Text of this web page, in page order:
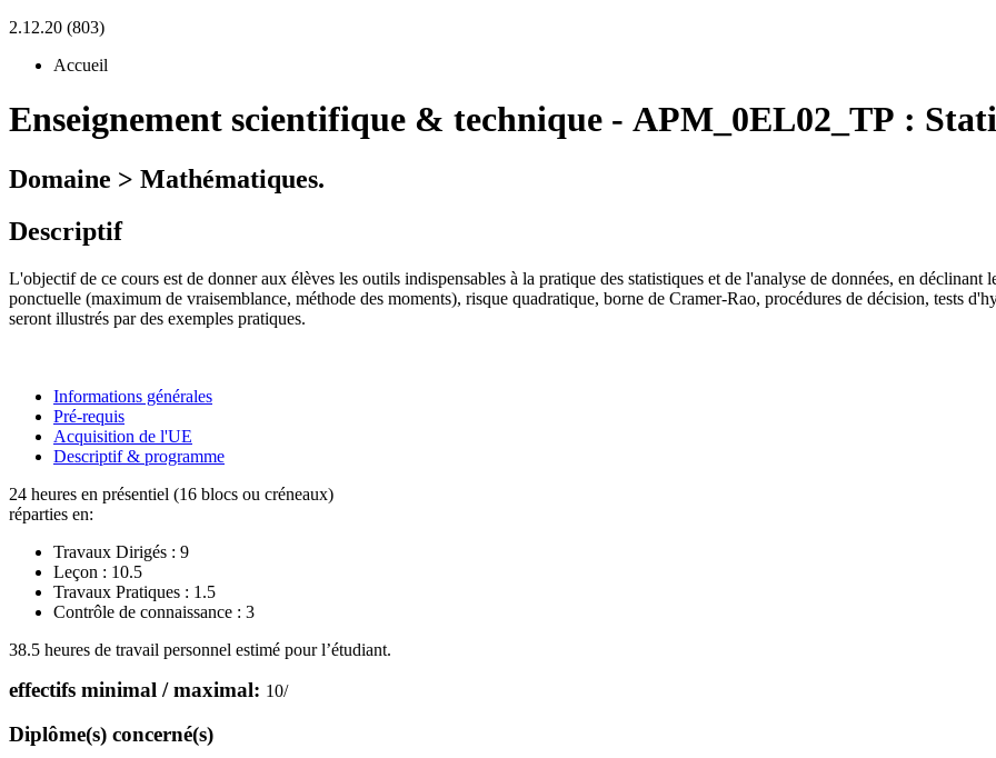
2.12.20 (803)
Accueil
Enseignement scientifique & technique - APM_0EL02_TP :
Domaine > Mathématiques.
Descriptif
L'objectif de ce cours est de donner aux élèves les outils indispensables à la pratique des statistiques et de l'analyse de données, en déclinant
ponctuelle (maximum de vraisemblance, méthode des moments), risque quadratique, borne de Cramer-Rao, procédures de décision, tests
seront illustrés par des exemples pratiques.
Informations générales
Pré-requis
Acquisition de l'UE
Descriptif & programme
24 heures en présentiel (16 blocs ou créneaux)
réparties en:
Travaux Dirigés : 9
Leçon : 10.5
Travaux Pratiques : 1.5
Contrôle de connaissance : 3
38.5 heures de travail personnel estimé pour l’étudiant.
effectifs minimal / maximal: 10/
Diplôme(s) concerné(s)